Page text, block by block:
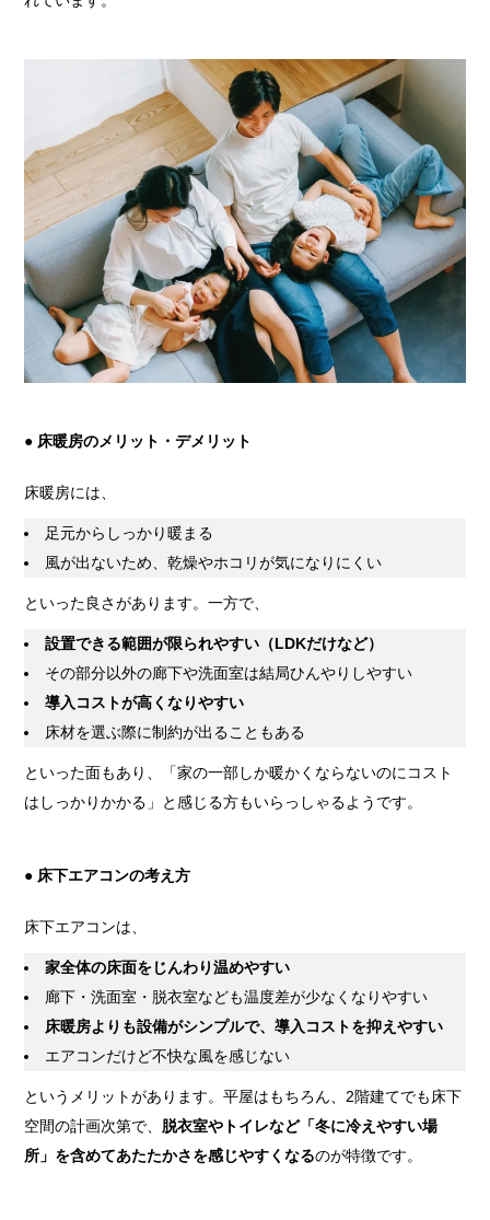
● 床暖房のメリット・デメリット
床暖房には、
足元からしっかり暖まる
風が出ないため、乾燥やホコリが気になりにくい
といった良さがあります。一方で、
設置できる範囲が限られやすい（LDKだけなど）
その部分以外の廊下や洗面室は結局ひんやりしやすい
導入コストが高くなりやすい
床材を選ぶ際に制約が出ることもある
といった面もあり、「家の一部しか暖かくならないのにコスト
はしっかりかかる」と感じる方もいらっしゃるようです。
● 床下エアコンの考え方
床下エアコンは、
家全体の床面をじんわり温めやすい
廊下・洗面室・脱衣室なども温度差が少なくなりやすい
床暖房よりも設備がシンプルで、導入コストを抑えやすい
エアコンだけど不快な風を感じない
というメリットがあります。平屋はもちろん、2階建てでも床下
空間の計画次第で、 脱衣室やトイレなど「冬に冷えやすい場
所」を含めてあたたかさを感じやすくなるのが特徴です。